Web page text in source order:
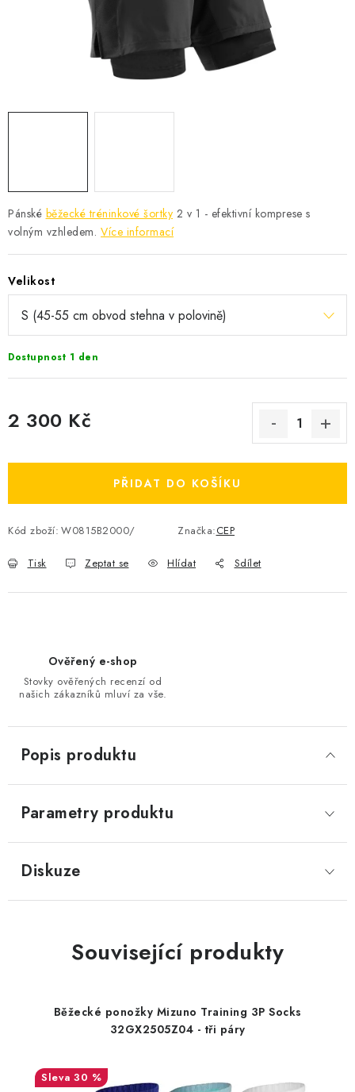
BOTY DĚTSKÉ
MEGA SLEVY
NOVINKY MIZUNO
NOVINKY INOV-8
ZNAČKY
Ceník dopravy
Moje objednávka
Jak vyměnit nebo vrátit zboží
Jak reklamovat
Obchodní podmínky
Velikostní tabulky
Ochrana osobních údajů
Zásady používání souborů cookies
Kontakt
Pánské běžecké tréninkové šortky 2 v 1 - efektivní komprese s
volným vzhledem. Více informací
Velikost
Dostupnost 1 den
2 300 Kč
PŘIDAT DO KOŠÍKU
Kód zboží: W0815B2000/ Značka:CEP
Tisk Zeptat se Hlídat Sdílet
Ověřený e-shop
Stovky ověřených recenzí od
našich zákazníků mluví za vše.
Popis produktu
Parametry produktu
Diskuze
Související produkty
Běžecké ponožky Mizuno Training 3P Socks
32GX2505Z04 - tři páry
30 %